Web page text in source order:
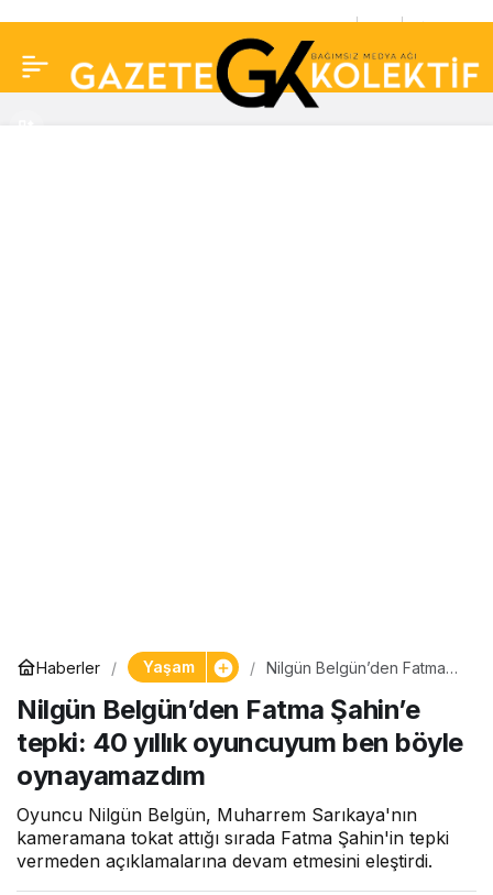
Haberler Yaşam
Nilgün Belgün’den Fatma
oyuncuyum ben böyle
oynayamazdım
Nilgün Belgün’den Fatma Şahin’e
tepki: 40 yıllık oyuncuyum ben böyle
oynayamazdım
Oyuncu Nilgün Belgün, Muharrem Sarıkaya'nın
kameramana tokat attığı sırada Fatma Şahin'in tepki
vermeden açıklamalarına devam etmesini eleştirdi.
çekmek için atla sipariş